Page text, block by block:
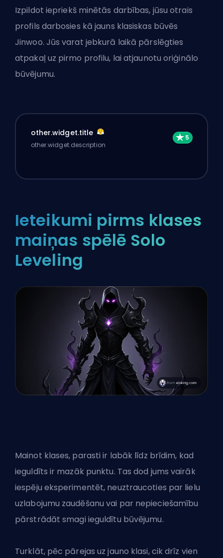
Izpildot iepriekš minētās darbības, jūsu otrais
profils darbosies kā jauns klasiskas būvēs
Jinwoo. Jūs varat jebkurā laikā pārslēgties
atpakaļ uz pirmo profilu, lai atjaunotu oriģinālo
būvējumu.
other.widget.title
other.widget.description
Ieteikumi pirms klases
maiņas spēlē Solo
Leveling
Mainot klases, parasti ir labāk līdz brīdim, kad
ieguldīts ir mazāk punktu. Tas dod jums vairāk
iespēju eksperimentēt, neuztraucoties par lielu
uzlabojumu zaudēšanu vai par nepieciešamību
pārstrādāt smagi ieguldītu būvējumu.
Turklāt, pēc pārejas uz jauno klasi, cik drīz vien